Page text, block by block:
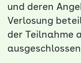
und deren
Verlosung
der Teilnahme